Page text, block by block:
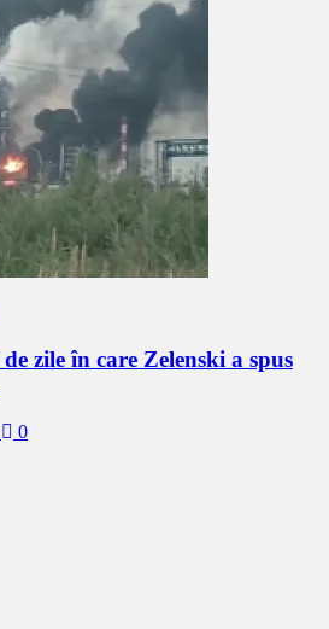
zile în care Zelenski a spus
0